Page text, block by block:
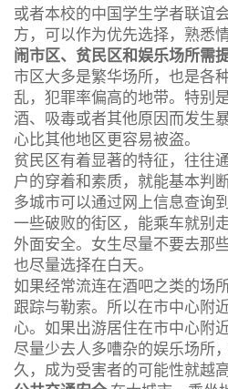
或者本校的中国学生学者联谊
方，可以作为优先选择，熟悉
闹市区、贫民区和娱乐场所需
市区大多是繁华场所，也是各
乱，犯罪率偏高的地带。特别
酒、吸毒或者其他原因而发生
心比其他地区更容易被盗。
贫民区有着显著的特征，往往
户的穿着和素质，就能基本判
多城市可以通过网上信息查询
一些破败的街区，能乘车就别
外面安全。女生尽量不要去那
也尽量选择在白天。
如果经常流连在酒吧之类的场
跟踪与勒索。所以在市中心附
心。如果出游居住在市中心附
尽量少去人多嘈杂的娱乐场所
久，成为受害者的可能性就越高